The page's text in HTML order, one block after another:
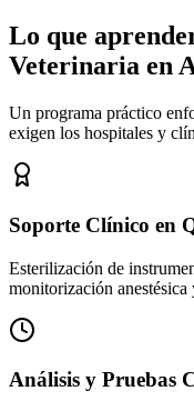
Lo que
Veterinaria en
Un programa práctico
exigen los hospitales y
Soporte Clínico en
Esterilización de
monitorización
Análisis y Pruebas